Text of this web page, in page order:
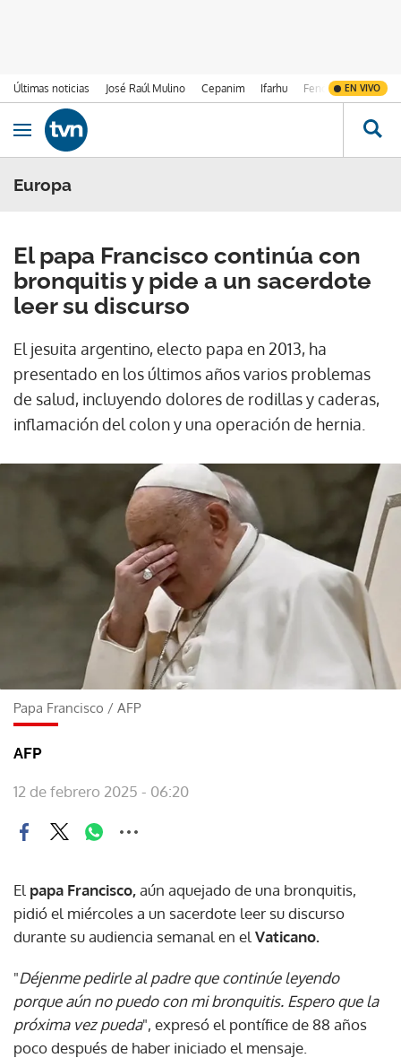
Últimas noticias José Raúl Mulino Cepanim Ifarhu Fenómeno de El
EN VIVO
Ir al contenido
Obrir navegació
Europa
El papa Francisco continúa con
bronquitis y pide a un sacerdote
leer su discurso
El jesuita argentino, electo papa en 2013, ha
presentado en los últimos años varios problemas
de salud, incluyendo dolores de rodillas y caderas,
inflamación del colon y una operación de hernia.
Papa Francisco / AFP
AFP
12 de febrero 2025 - 06:20
El papa Francisco,aún aquejado de una bronquitis,
pidió el miércoles a un sacerdote leer su discurso
durante su audiencia semanal en el Vaticano.
"Déjenme pedirle al padre que continúe leyendo
porque aún no puedo con mi bronquitis. Espero que la
próxima vez pueda", expresó el pontífice de 88 años
poco después de haber iniciado el mensaje.